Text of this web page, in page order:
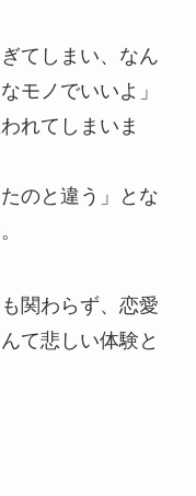
てしまい、なん
モノでいいよ」
れてしまいま
のと違う」とな
関わらず、恋愛
て悲しい体験と